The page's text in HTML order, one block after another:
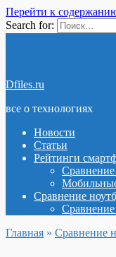
Перейти к
Search for:
Dfiles.ru
все о технологиях
Новости
Статьи
Рейтинги
Сравнение
Сравнение
Главная » Сравнение